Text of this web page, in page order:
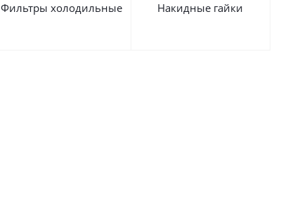
Фильтры холодильные Накидные гайки